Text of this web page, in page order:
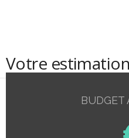
Votre
BUDGET